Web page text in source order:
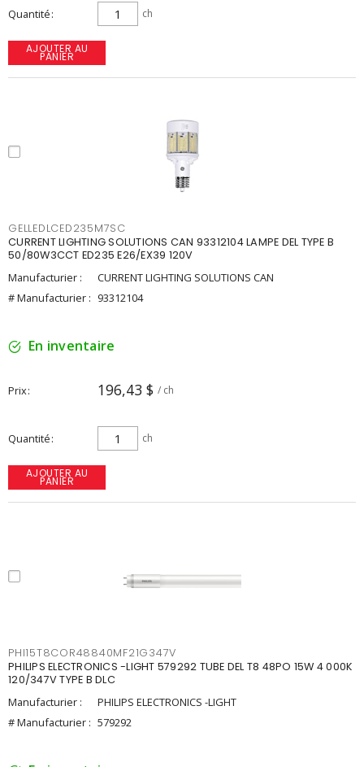
Quantité ch
AJOUTER AU
PANIER
GELLEDLCED235M7SC
CURRENT LIGHTING SOLUTIONS CAN 93312104 LAMPE DEL TYPE B
50/80W3CCT ED235 E26/EX39 120V
Manufacturier :
CURRENT LIGHTING SOLUTIONS CAN
# Manufacturier : 93312104
En inventaire
Prix 196,43 $ / ch
Quantité ch
AJOUTER AU
PANIER
PHI15T8COR48840MF21G347V
PHILIPS ELECTRONICS -LIGHT 579292 TUBE DEL T8 48PO 15W 4 000K
120/347V TYPE B DLC
Manufacturier :
PHILIPS ELECTRONICS -LIGHT
# Manufacturier : 579292